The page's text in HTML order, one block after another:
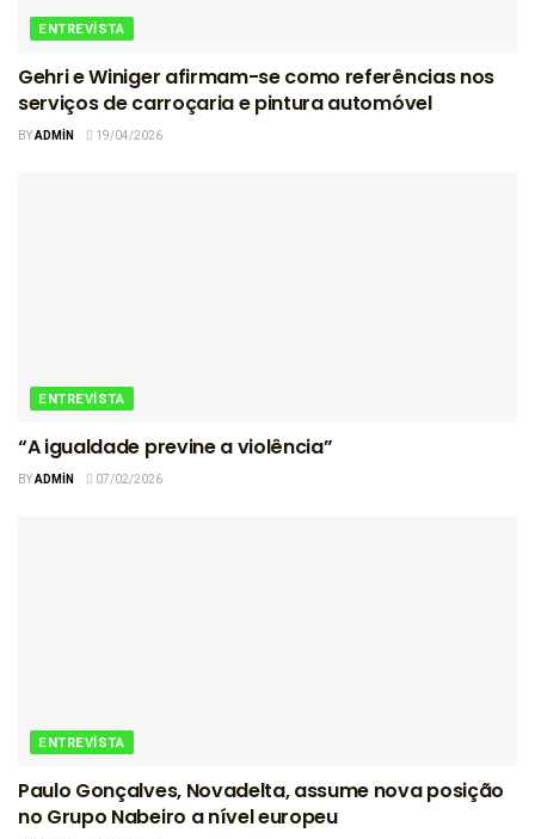
ENTREVISTA
Gehri e Winiger afirmam-se como referências nos
serviços de carroçaria e pintura automóvel
BYADMIN 19/04/2026
ENTREVISTA
“A igualdade previne a violência”
BYADMIN 07/02/2026
ENTREVISTA
Paulo Gonçalves, Novadelta, assume nova posição
no Grupo Nabeiro a nível europeu